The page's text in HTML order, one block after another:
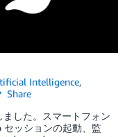
Intelligence,
Share
した。スマートフォン
ッションの起動、監